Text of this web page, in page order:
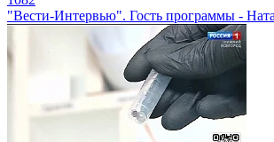
"Вести-Интервью". Гость программы -